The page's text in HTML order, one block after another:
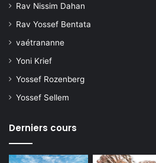
Rav Nissim Dahan
Rav Yossef Bentata
vaétrananne
Yoni Krief
Yossef Rozenberg
Yossef Sellem
Derniers cours